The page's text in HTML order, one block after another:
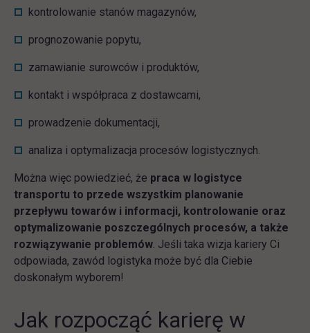
kontrolowanie stanów magazynów,
prognozowanie popytu,
zamawianie surowców i produktów,
kontakt i współpraca z dostawcami,
prowadzenie dokumentacji,
analiza i optymalizacja procesów logistycznych.
Można więc powiedzieć, że praca w logistyce
transportu to przede wszystkim planowanie
przepływu towarów i informacji, kontrolowanie oraz
optymalizowanie poszczególnych procesów, a także
rozwiązywanie problemów. Jeśli taka wizja kariery Ci
odpowiada, zawód logistyka może być dla Ciebie
doskonałym wyborem!
Jak rozpocząć karierę w